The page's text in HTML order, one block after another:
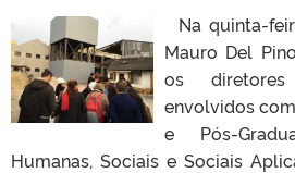
Na quinta-
Mauro Del
os
envolvidos
e Pós-
Humanas, Sociais e Sociais